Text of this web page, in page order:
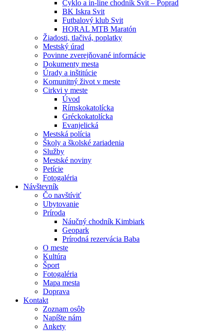
Cyklo a in-line chodník Svit – Poprad
BK Iskra Svit
Futbalový klub Svit
HORAL MTB Maratón
Žiadosti, tlačivá, poplatky
Mestský úrad
Povinne zverejňované informácie
Dokumenty mesta
Úrady a inštitúcie
Komunitný život v meste
Cirkvi v meste
Úvod
Rímskokatolícka
Gréckokatolícka
Evanjelická
Mestská polícia
Školy a školské zariadenia
Služby
Mestské noviny
Petície
Fotogaléria
Návštevník
Čo navštíviť
Ubytovanie
Príroda
Náučný chodník Kimbiark
Geopark
Prírodná rezervácia Baba
O meste
Kultúra
Šport
Fotogaléria
Mapa mesta
Doprava
Kontakt
Zoznam osôb
Napíšte nám
Ankety